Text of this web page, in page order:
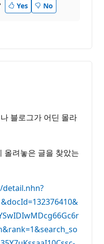
Yes No
블로그가 어딘 몰라
올려놓은 글을 찾았는